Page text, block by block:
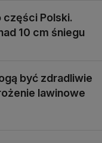
części Polski.
10 cm śniegu
być zdradliwie
lawinowe